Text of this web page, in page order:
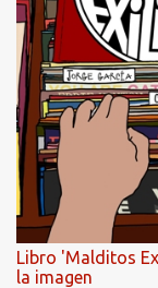
Libro 'Malditos
la imagen